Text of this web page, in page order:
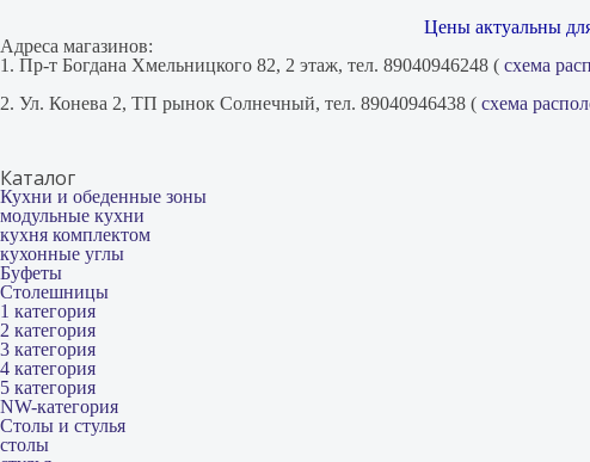
Цены актуальны
Адреса магазинов:
1. Пр-т Богдана Хмельницкого 82, 2 этаж, тел. 89040946248 ( схема
2. Ул. Конева 2, ТП рынок Солнечный, тел. 89040946438 ( схема
Каталог
Кухни и обеденные зоны
модульные кухни
кухня комплектом
кухонные углы
Буфеты
Столешницы
1 категория
2 категория
3 категория
4 категория
5 категория
NW-категория
Столы и стулья
столы